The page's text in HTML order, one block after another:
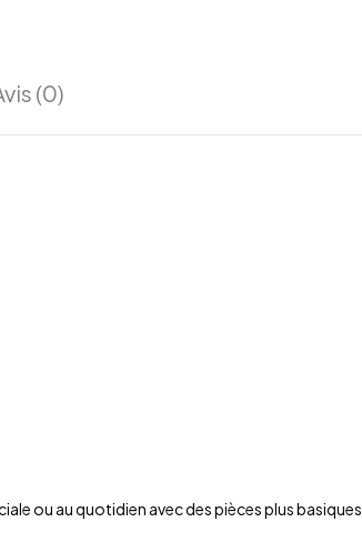
(0)
ou au quotidien avec des pièces plus basiques